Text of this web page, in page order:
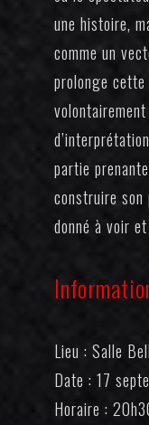
une histoire,
comme un
prolonge
partie
construire
donné à voir
Lieu : Salle
Date : 17
Horaire :